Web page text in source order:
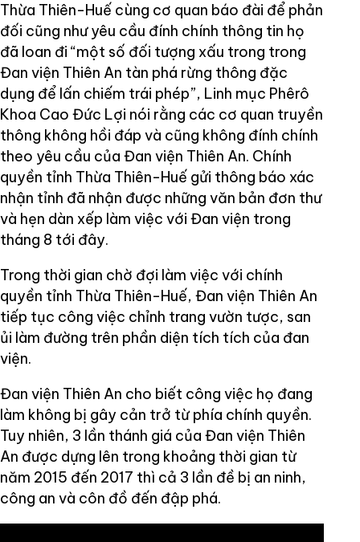
Thừa Thiên-Huế cùng cơ quan báo đài để phản
đối cũng như yêu cầu đính chính thông tin họ
đã loan đi “một số đối tượng xấu trong trong
Đan viện Thiên An tàn phá rừng thông đặc
dụng để lấn chiếm trái phép”, Linh mục Phêrô
Khoa Cao Đức Lợi nói rằng các cơ quan truyền
thông không hồi đáp và cũng không đính chính
theo yêu cầu của Đan viện Thiên An. Chính
quyền tỉnh Thừa Thiên-Huế gửi thông báo xác
nhận tỉnh đã nhận được những văn bản đơn thư
và hẹn dàn xếp làm việc với Đan viện trong
tháng 8 tới đây.
Trong thời gian chờ đợi làm việc với chính
quyền tỉnh Thừa Thiên-Huế, Đan viện Thiên An
tiếp tục công việc chỉnh trang vườn tược, san
ủi làm đường trên phần diện tích tích của đan
viện.
Đan viện Thiên An cho biết công việc họ đang
làm không bị gây cản trở từ phía chính quyền.
Tuy nhiên, 3 lần thánh giá của Đan viện Thiên
An được dựng lên trong khoảng thời gian từ
năm 2015 đến 2017 thì cả 3 lần đề bị an ninh,
công an và côn đồ đến đập phá.